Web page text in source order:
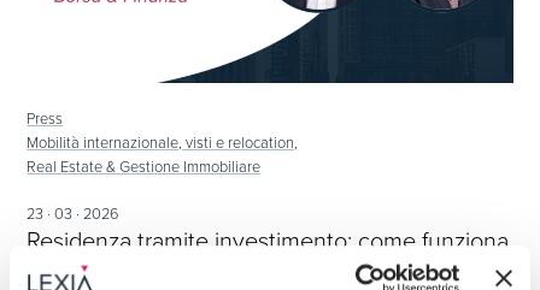
Press
Mobilità internazionale, visti e relocation,
Real Estate & Gestione Immobiliare
23 · 03 · 2026
Residenza tramite investimento: come funziona
in Italia e in Portogallo